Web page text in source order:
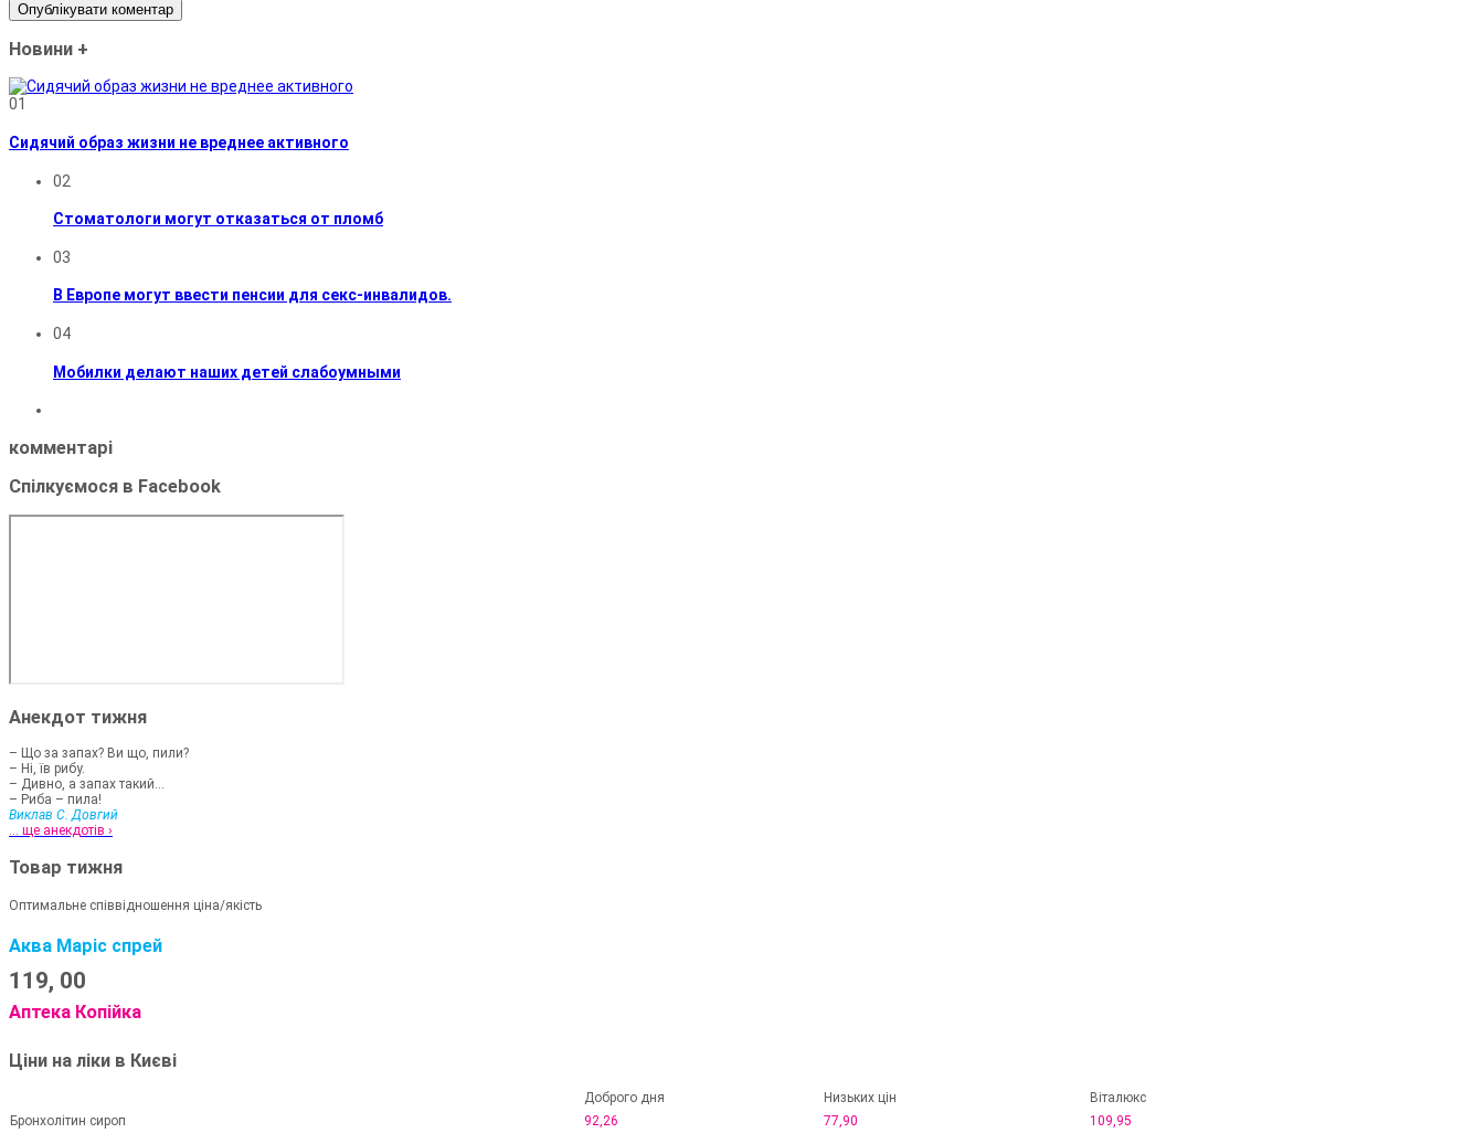
Новини +
01
Сидячий образ жизни не вреднее активного
02
Стоматологи могут отказаться от пломб
03
В Европе могут ввести пенсии для секс-инвалидов.
04
Мобилки делают наших детей слабоумными
комментарі
Спілкуємося в Facebook
Анекдот тижня
– Що за запах? Ви що, пили?
– Ні, їв рибу.
– Дивно, а запах такий...
– Риба – пила!
Виклав С. Довгий
... ще анекдотів ›
Товар тижня
Оптимальне співвідношення ціна/якість
Аква Маріс спрей
119, 00
Аптека Копійка
Ціни на ліки в Києві
Доброго дня Низьких цін
Віталюкс
Бронхолітин сироп
92,26 77,90 109,95